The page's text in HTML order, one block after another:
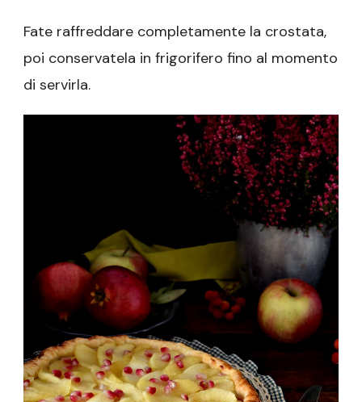
Fate raffreddare completamente la crostata,
poi conservatela in frigorifero fino al momento
di servirla.